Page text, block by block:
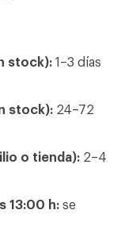
stock): 1–3 días
stock): 24–72
o tienda): 2–4
13:00 h: se